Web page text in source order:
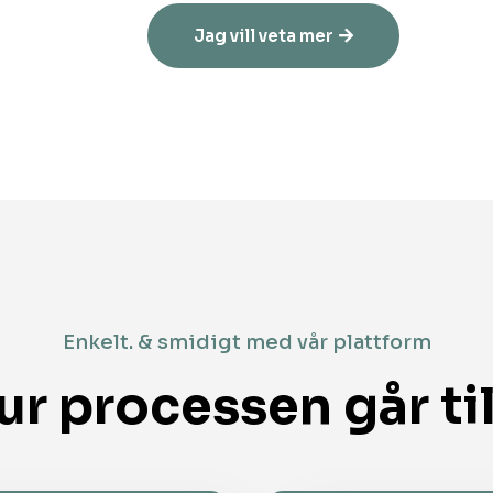
Jag vill veta mer
Enkelt. & smidigt med vår plattform
processen går